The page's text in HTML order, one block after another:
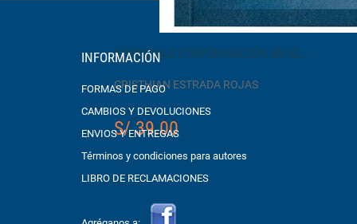
IDONEIDAD E INFORMACIÓN EN EL..
CRISTHIAN ESTRADA ROJAS
S/ 39.00
INFORMACIÓN
FORMAS DE PAGO
CAMBIOS Y DEVOLUCIONES
ENVIOS Y ENTREGAS
Términos y condiciones para autores
LIBRO DE RECLAMACIONES